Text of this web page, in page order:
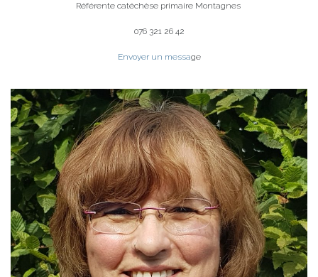
Référente catéchèse primaire Montagnes
076 321 26 42
Envoyer un message